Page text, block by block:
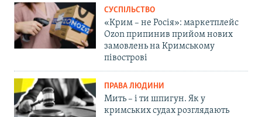
СУСПІЛЬСТВО
«Крим – не Росія»: маркетплейс
Ozon припинив прийом нових
замовлень на Кримському
півострові
ПРАВА ЛЮДИНИ
Мить – і ти шпигун. Як у
кримських судах розглядають